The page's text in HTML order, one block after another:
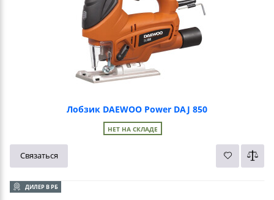
Лобзик DAEWOO Power DAJ 850
НЕТ НА СКЛАДЕ
Связаться
ДИЛЕР В РБ